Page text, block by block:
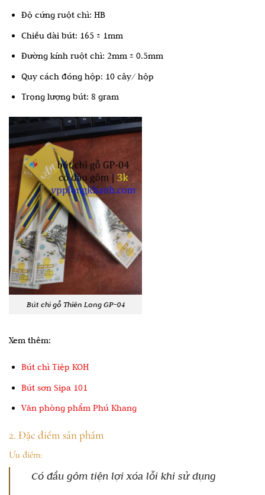
Độ cứng ruột chì: HB
Chiều dài bút: 165 ± 1mm
Đường kính ruột chì: 2mm ± 0.5mm
Quy cách đóng hộp: 10 cây/ hộp
Trọng lượng bút: 8 gram
Bút chì gỗ Thiên Long GP-04
Xem thêm:
Bút chì Tiệp KOH
Bút sơn Sipa 101
Văn phòng phẩm Phú Khang
2. Đặc điểm sản phẩm
Ưu điểm:
Có đầu gôm tiện lợi xóa lỗi khi sử dụng